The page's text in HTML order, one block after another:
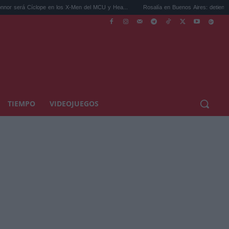
los X-Men del MCU y Hea... Rosalía en Buenos Aires: detiene el tráfico y se s...
TIEMPO VIDEOJUEGOS